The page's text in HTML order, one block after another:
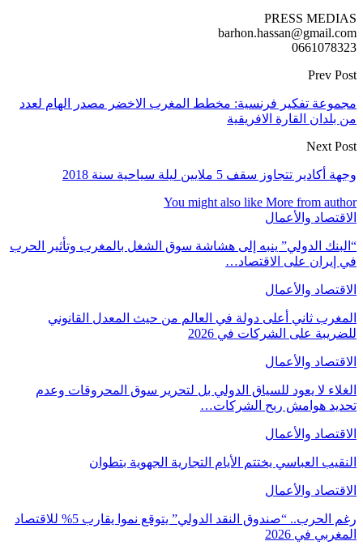
PRESS MEDIAS
barhon.hassan@gmail.com
0661078323
Prev Post
مجموعة تفكير فرنسية: مخطط المغرب الاخضر مصدر الهام لعدد
من بلدان القارة الافريقية
Next Post
وجهة أكادير تتجاوز سقف 5 ملايين ليلة سياحية سنة 2018
You might also like More from author
الاقتصاد والأعمال
“البنك الدولي” ينبه إلى هشاشة سوق الشغل بالمغرب وتأثير الحرب
في إيران على الاقتصاد…
الاقتصاد والأعمال
المغرب ثاني أعلى دولة في العالم من حيث المعدل القانوني
للضريبة على الشركات في 2026
الاقتصاد والأعمال
الغلاء لا يعود للسياق الدولي بل لتحرير سوق المحروقات وعدم
تحديد هوامش ربح الشركات…
الاقتصاد والأعمال
النقيب العباسي يختتم الأيام التجارية الجهوية بتطوان
الاقتصاد والأعمال
رغم الحرب.. “صندوق النقد الدولي” يتوقع نموا يقارب 5% للاقتصاد
المغربي في 2026